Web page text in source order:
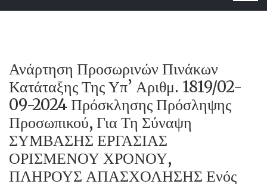
Ανάρτηση Προσωρινών Πινάκων
Κατάταξης Της Υπ’ Αριθμ. 1819/02-
09-2024 Πρόσκλησης Πρόσληψης
Προσωπικού, Για Τη Σύναψη
ΣΥΜΒΑΣΗΣ ΕΡΓΑΣΙΑΣ
ΟΡΙΣΜΕΝΟΥ ΧΡΟΝΟΥ,
ΠΛΗΡΟΥΣ ΑΠΑΣΧΟΛΗΣΗΣ Ενός